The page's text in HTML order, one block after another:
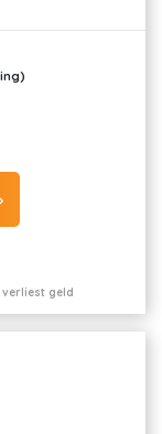
verliest geld